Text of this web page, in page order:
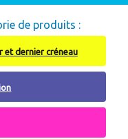
de produits :
et dernier créneau